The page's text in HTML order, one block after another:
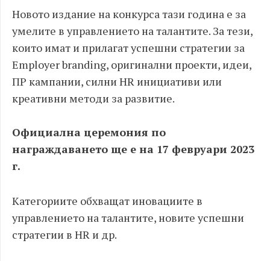
Новото издание на конкурса тази година е за
умелите в управлението на талантите. За тези,
които имат и прилагат успешни стратегии за
Employer branding, оригинални проекти, идеи,
ПР кампании, силни HR инициативи или
креативни методи за развитие.
Официална церемония по
награждаването ще е на 17 февруари 2023
г.
Категориите обхващат иновациите в
управлението на талантите, новите успешни
стратегии в HR и др.